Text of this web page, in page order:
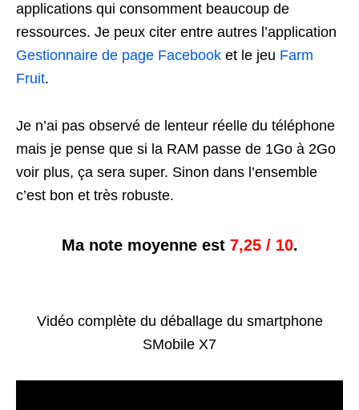
applications qui consomment beaucoup de
ressources. Je peux citer entre autres l’application
Gestionnaire de page Facebook et le jeu Farm
Fruit.
Je n’ai pas observé de lenteur réelle du téléphone
mais je pense que si la RAM passe de 1Go à 2Go
voir plus, ça sera super. Sinon dans l’ensemble
c’est bon et très robuste.
Ma note moyenne est 7,25 / 10.
Vidéo complète du déballage du smartphone
SMobile X7